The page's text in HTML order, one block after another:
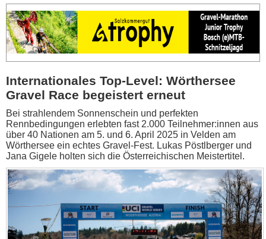
Internationales Top-Level: Wörthersee
Gravel Race begeistert erneut
Bei strahlendem Sonnenschein und perfekten
Rennbedingungen erlebten fast 2.000 Teilnehmer:innen aus
über 40 Nationen am 5. und 6. April 2025 in Velden am
Wörthersee ein echtes Gravel-Fest. Lukas Pöstlberger und
Jana Gigele holten sich die Österreichischen Meistertitel.